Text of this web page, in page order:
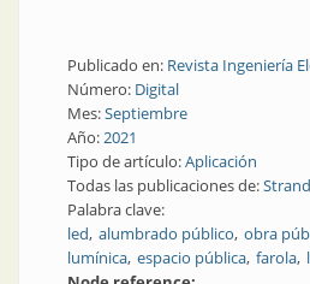
Publicado en: Revista Ingeniería
Número: Digital
Mes:Septiembre
Año:2021
Tipo de artículo:Aplicación
Todas las publicaciones de:Strand
Palabra clave:
led alumbrado público obra
lumínica espacio pública farola